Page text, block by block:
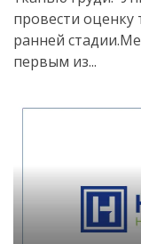
провести
ранней
первым из...